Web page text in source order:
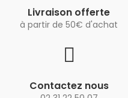
Livraison offerte
à partir de 50€ d'achat
Contactez nous